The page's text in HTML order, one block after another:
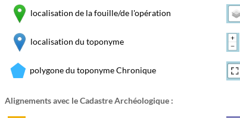
localisation de la fouille/de l'opération
localisation du toponyme
polygone du toponyme Chronique
Alignements avec le Cadastre Archéologique :